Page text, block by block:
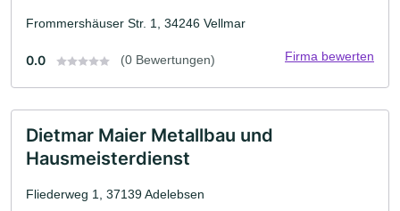
Frommershäuser Str. 1, 34246 Vellmar
0.0 (0 Bewertungen) Firma bewerten
Dietmar Maier Metallbau und
Hausmeisterdienst
Fliederweg 1, 37139 Adelebsen